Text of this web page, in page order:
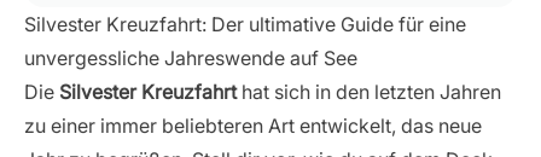
3. Was erwartet dich auf einer Silvester Kreuzfahrt?
Festliche Dekoration und Atmosphäre an Bord
Spezielle Silvester-Menüs und Gala-Dinner
Unterhaltungsprogramm und Partys zum Jahreswechsel
Silvester Kreuzfahrt: Der ultimative Guide für eine
unvergessliche Jahreswende auf See
Die Silvester Kreuzfahrthat sich in den letzten Jahren
zu einer immer beliebteren Art entwickelt, das neue